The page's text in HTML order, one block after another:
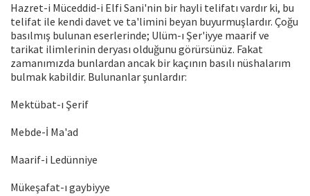
Hazret-i Müceddid-i Elfi Sani'nin bir hayli telifatı vardır ki, bu
telifat ile kendi davet ve ta'limini beyan buyurmuşlardır. Çoğu
basılmış bulunan eserlerinde; Ulüm-ı Şer'iyye maarif ve
tarikat ilimlerinin deryası olduğunu görürsünüz. Fakat
zamanımızda bunlardan ancak bir kaçının basılı nüshalarım
bulmak kabildir. Bulunanlar şunlardır:
Mektübat-ı Şerif
Mebde-İ Ma'ad
Maarif-i Ledünniye
Mükeşafat-ı gaybiyye